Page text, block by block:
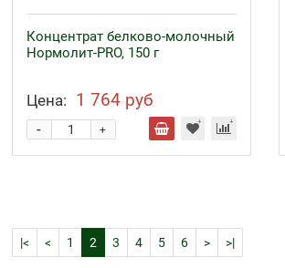
Концентрат белково-молочный
Нормолит-PRO, 150 г
Цена: 1 764 руб
+
-
|< < 1 2 3 4 5 6 > >|